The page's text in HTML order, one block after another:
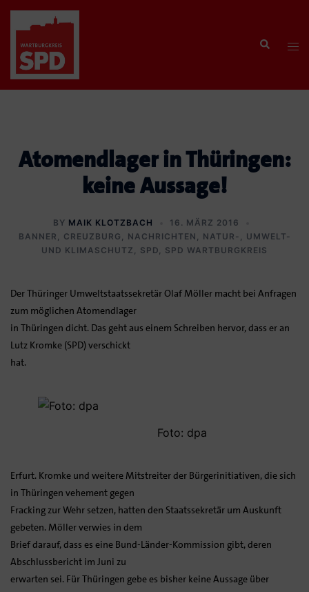
Zum
springen
Search
Atomendlager in Thüringen:
keine Aussage!
BY MAIK KLOTZBACH
16. MÄRZ 2016
BANNER , CREUZBURG , NACHRICHTEN , NATUR-, UMWELT-
UND KLIMASCHUTZ , SPD, SPD WARTBURGKREIS
Der Thüringer Umweltstaatssekretär Olaf Möller macht bei Anfragen
zum möglichen Atomendlager
in Thüringen dicht. Das geht aus einem Schreiben hervor, dass er an
Lutz Kromke (SPD) verschickt
hat.
Foto: dpa
Erfurt. Kromke und weitere Mitstreiter der Bürgerinitiativen, die sich
in Thüringen vehement gegen
Fracking zur Wehr setzen, hatten den Staatssekretär um Auskunft
gebeten. Möller verwies in dem
Brief darauf, dass es eine Bund-Länder-Kommission gibt, deren
Abschlussbericht im Juni zu
erwarten sei. Für Thüringen gebe es bisher keine Aussage über